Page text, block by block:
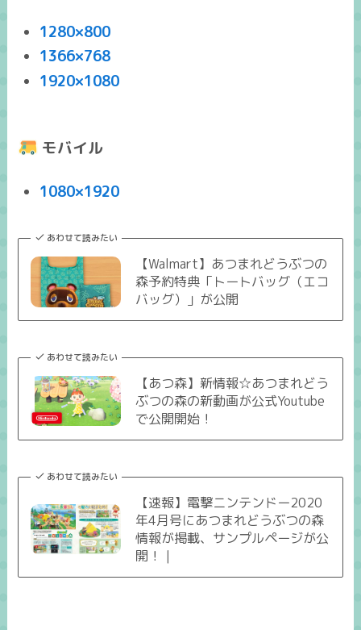
1280×800
1366×768
1920×1080
モバイル
1080×1920
あわせて読みたい
【Walmart】あつまれどうぶつの
森予約特典「トートバッグ（エコ
バッグ）」が公開
あわせて読みたい
【あつ森】新情報☆あつまれどう
ぶつの森の新動画が公式Youtube
で公開開始！
あわせて読みたい
【速報】電撃ニンテンドー2020
年4月号にあつまれどうぶつの森
情報が掲載、サンプルページが公
開！｜